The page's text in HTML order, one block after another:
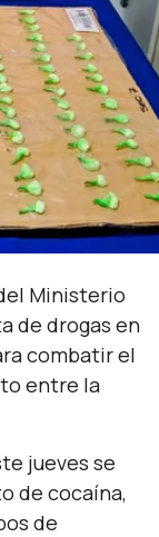
Ministerio
de drogas en
combatir el
entre la
jueves se
de cocaína,
de